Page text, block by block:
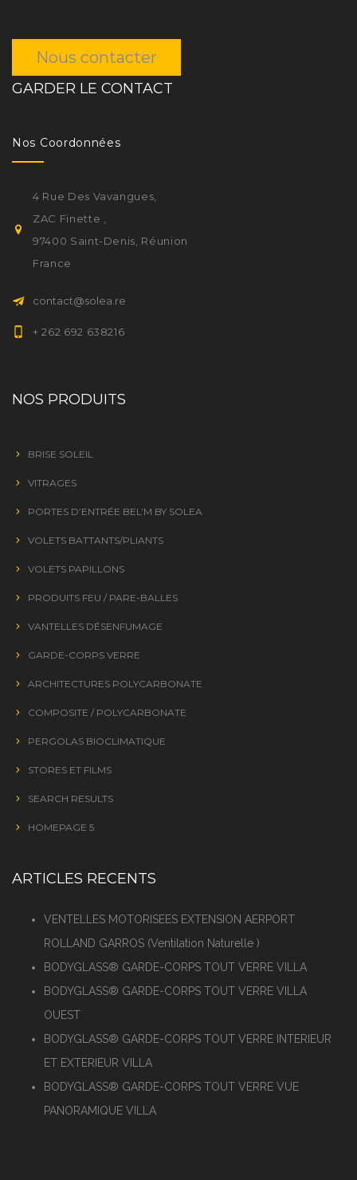
Nous contacter
GARDER LE CONTACT
Nos Coordonnées
4 Rue Des Vavangues,
ZAC Finette ,
97400 Saint-Denis, Réunion
France
contact@solea.re
+ 262 692 638216
NOS PRODUITS
BRISE SOLEIL
VITRAGES
PORTES D’ENTRÉE BEL’M BY SOLEA
VOLETS BATTANTS/PLIANTS
VOLETS PAPILLONS
PRODUITS FEU / PARE-BALLES
VANTELLES DÉSENFUMAGE
GARDE-CORPS VERRE
ARCHITECTURES POLYCARBONATE
COMPOSITE / POLYCARBONATE
PERGOLAS BIOCLIMATIQUE
STORES ET FILMS
SEARCH RESULTS
HOMEPAGE 5
ARTICLES RECENTS
VENTELLES MOTORISEES EXTENSION AERPORT
ROLLAND GARROS (Ventilation Naturelle )
BODYGLASS® GARDE-CORPS TOUT VERRE VILLA
BODYGLASS® GARDE-CORPS TOUT VERRE VILLA
OUEST
BODYGLASS® GARDE-CORPS TOUT VERRE INTERIEUR
ET EXTERIEUR VILLA
BODYGLASS® GARDE-CORPS TOUT VERRE VUE
PANORAMIQUE VILLA